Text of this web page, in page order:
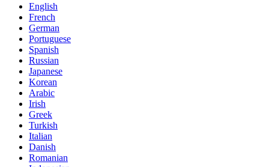
English
French
German
Portuguese
Spanish
Russian
Japanese
Korean
Arabic
Irish
Greek
Turkish
Italian
Danish
Romanian